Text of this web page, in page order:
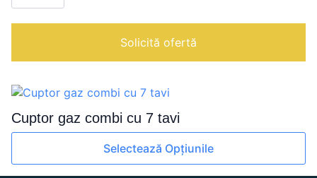
|
compact
cu
6
Solicită ofertă
Cuptor gaz combi cu 7 tavi
Selectează Opțiunile